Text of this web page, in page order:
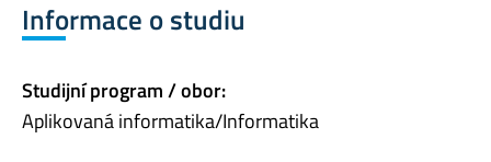
Informace o studiu
Studijní program / obor:
Aplikovaná informatika/Informatika